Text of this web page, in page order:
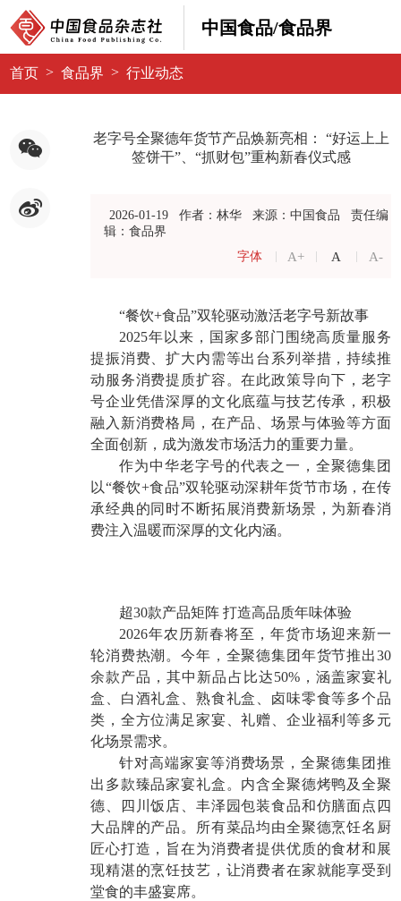
中国食品/食品界
首页 > 食品界 > 行业动态
老字号全聚德年货节产品焕新亮相： “好运上上
签饼干”、“抓财包”重构新春仪式感
2026-01-19 作者：林华 来源：中国食品
责任编
辑：食品界
字体
A+ A A-
“餐饮+食品”双轮驱动激活老字号新故事
2025年以来，国家多部门围绕高质量服务
提振消费、扩大内需等出台系列举措，持续推
动服务消费提质扩容。在此政策导向下，老字
号企业凭借深厚的文化底蕴与技艺传承，积极
融入新消费格局，在产品、场景与体验等方面
全面创新，成为激发市场活力的重要力量。
作为中华老字号的代表之一，全聚德集团
以“餐饮+食品”双轮驱动深耕年货节市场，在传
承经典的同时不断拓展消费新场景，为新春消
费注入温暖而深厚的文化内涵。
超30款产品矩阵 打造高品质年味体验
2026年农历新春将至，年货市场迎来新一
轮消费热潮。今年，全聚德集团年货节推出30
余款产品，其中新品占比达50%，涵盖家宴礼
盒、白酒礼盒、熟食礼盒、卤味零食等多个品
类，全方位满足家宴、礼赠、企业福利等多元
化场景需求。
针对高端家宴等消费场景，全聚德集团推
出多款臻品家宴礼盒。内含全聚德烤鸭及全聚
德、四川饭店、丰泽园包装食品和仿膳面点四
大品牌的产品。所有菜品均由全聚德烹饪名厨
匠心打造，旨在为消费者提供优质的食材和展
现精湛的烹饪技艺，让消费者在家就能享受到
堂食的丰盛宴席。